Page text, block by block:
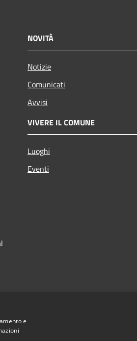
NOVITÀ
Notizie
Comunicati
Avvisi
VIVERE IL COMUNE
Luoghi
Eventi
e